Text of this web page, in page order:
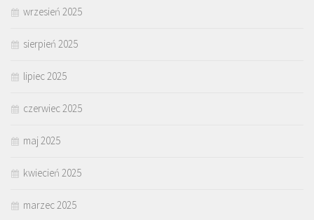
wrzesień 2025
sierpień 2025
lipiec 2025
czerwiec 2025
maj 2025
kwiecień 2025
marzec 2025